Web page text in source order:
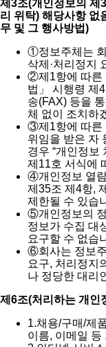
제3조(개인정보의 제
리 위탁) 해당사항 없
무 및 그 행사방법)
①정보주체는
삭제·처리정지
②제1항에 따른
법」 시행령 제
송(FAX) 등을
체 없이 조치하
③제1항에 따른
위임을 받은 자
경우 “개인정보
제11호 서식에
④개인정보 열
제35조 제4항,
제한될 수 있습
⑤개인정보의
정보가 수집 대
요구할 수 없습
⑥회사는 정보
요구, 처리정지
나 정당한 대리
제6조(처리하는 개인
1.채용/구매/제
이름, 이메일 등